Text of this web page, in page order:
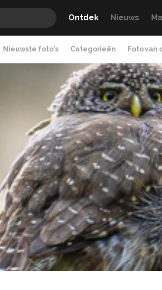
Ontdek Nieuws
Nieuwste foto's Categorieën Foto van